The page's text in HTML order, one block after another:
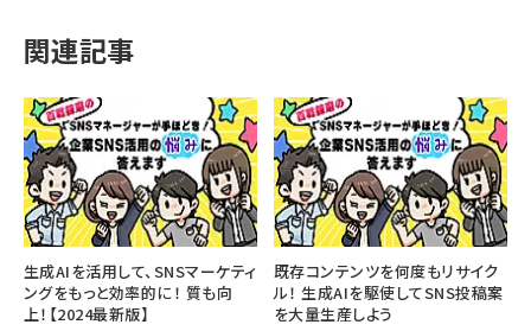
関連記事
生成AIを活用して、SNSマーケティ
ングをもっと効率的に！ 質も向
上！【2024最新版】
既存コンテンツを何度もリサイク
ル！ 生成AIを駆使してSNS投稿案
を大量生産しよう